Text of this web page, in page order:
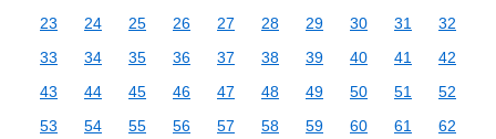
23
24 25 26 27 28 29 30 31
32
33
34 35 36 37 38 39 40 41
42
43
44 45 46 47 48 49 50 51
52
53
54 55 56 57 58 59 60 61
62